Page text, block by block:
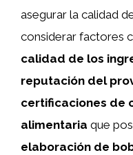
asegurar la calidad
considerar factores
calidad de los
reputación del
certificaciones de
alimentaria que
elaboración de